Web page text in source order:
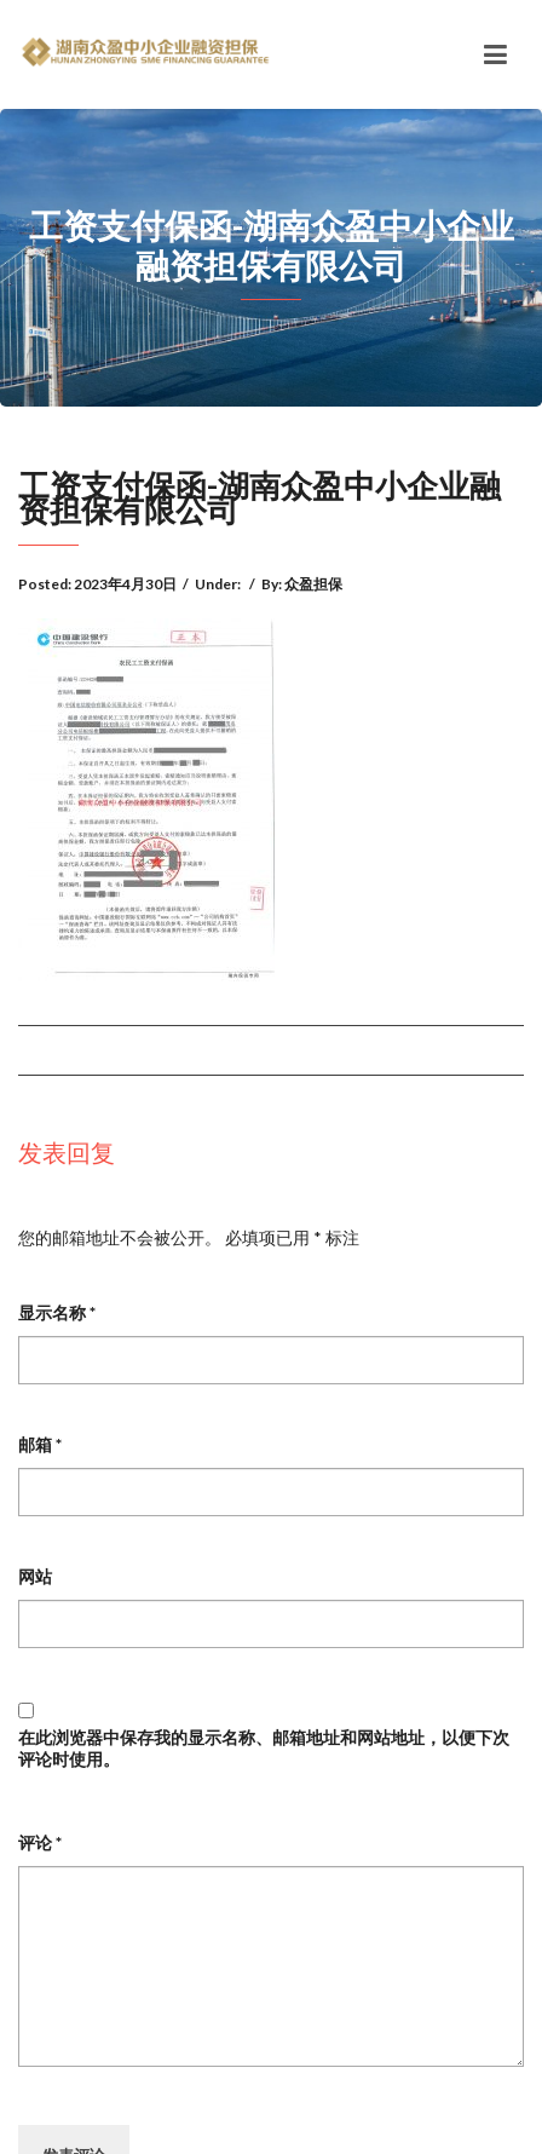
工资支付保函-湖南众盈中小企业
融资担保有限公司
工资支付保函-湖南众盈中小企业融
资担保有限公司
Posted:2023年4月30日 / Under: / By:众盈担保
发表回复
您的邮箱地址不会被公开。 必填项已用 * 标注
显示名称*
邮箱*
网站
在此浏览器中保存我的显示名称、邮箱地址和网站地址，以便下次
评论时使用。
评论*